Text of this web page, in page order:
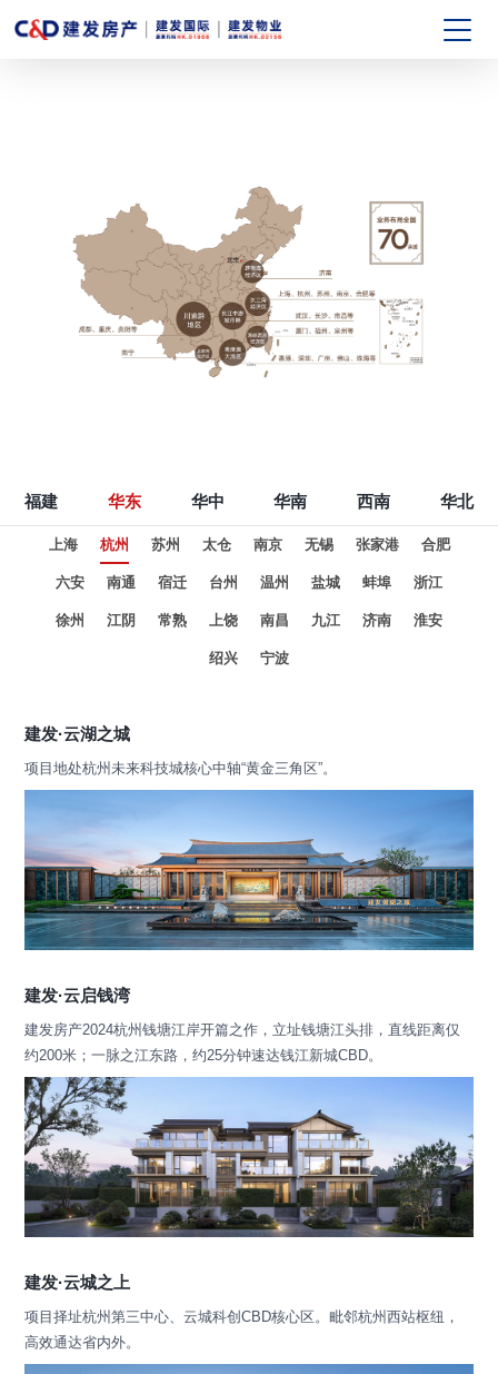
福建 华东 华中 华南 西南 华北
上海 杭州 苏州 太仓 南京 无锡 张家港 合肥
六安 南通 宿迁 台州 温州 盐城 蚌埠 浙江
徐州 江阴 常熟 上饶 南昌 九江 济南 淮安
绍兴 宁波
建发·云湖之城
项目地处杭州未来科技城核心中轴“黄金三角区”。
建发·云启钱湾
建发房产2024杭州钱塘江岸开篇之作，立址钱塘江头排，直线距离仅
约200米；一脉之江东路，约25分钟速达钱江新城CBD。
建发·云城之上
项目择址杭州第三中心、云城科创CBD核心区。毗邻杭州西站枢纽，
高效通达省内外。